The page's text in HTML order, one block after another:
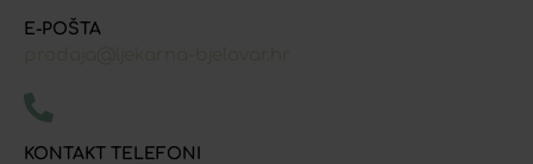
E-POŠTA
KONTAKT TELEFONI